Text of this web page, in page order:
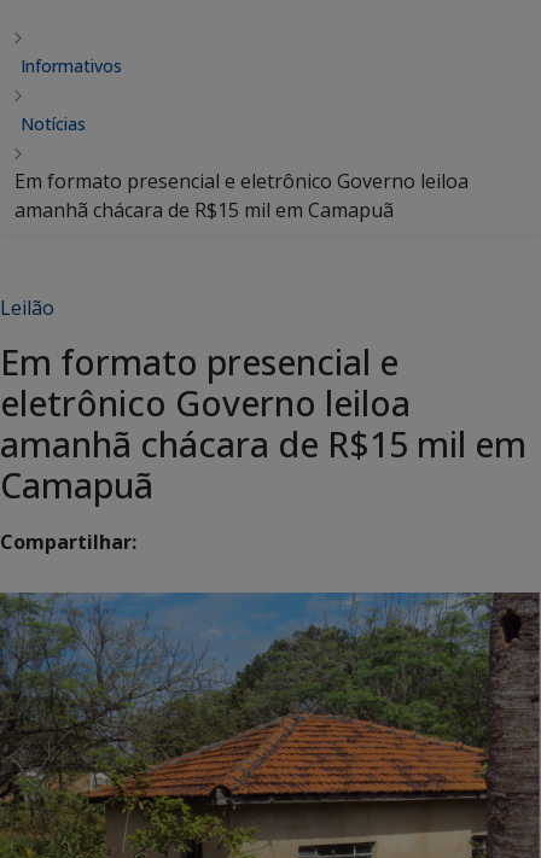
Informativos
Notícias
Em formato presencial e eletrônico Governo leiloa
amanhã chácara de R$15 mil em Camapuã
Leilão
Em formato presencial e
eletrônico Governo leiloa
amanhã chácara de R$15 mil em
Camapuã
Compartilhar: